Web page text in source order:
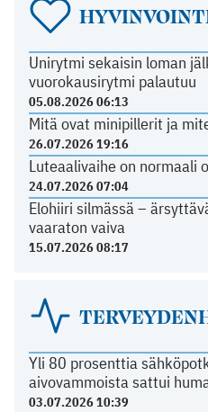
Unirytmi sekaisin loman
vuorokausirytmi palautuu
05.08.2026 06:13
Mitä ovat minipillerit ja
26.07.2026 19:16
Luteaalivaihe on normaali
24.07.2026 07:04
Elohiiri silmässä –
vaaraton vaiva
15.07.2026 08:17
Yli 80 prosenttia
aivovammoista sattui
03.07.2026 10:39